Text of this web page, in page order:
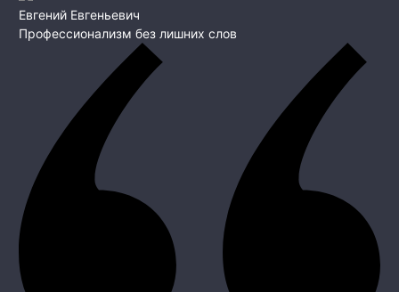
Евгений Евгеньевич
Профессионализм без лишних слов